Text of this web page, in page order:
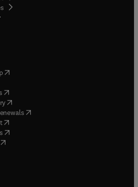
in new tab/window
( opens in new tab/window
in new tab/window
( opens in new tab/window
(opens in new tab/window
( opens in new tab/window
( opens in new tab/window
( opens in new tab/window